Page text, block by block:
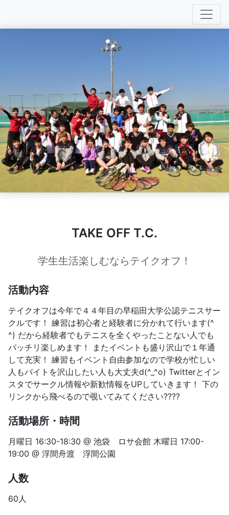
TAKE OFF T.C.
学生生活楽しむならテイクオフ！
活動内容
テイクオフは今年で４４年目の早稲田大学公認テニスサー
クルです！ 練習は初心者と経験者に分かれて行います(^
^) だから経験者でもテニスを全くやったことない人でも
バッチリ楽しめます！ またイベントも盛り沢山で１年通
して充実！ 練習もイベント自由参加なので学校が忙しい
人もバイトを沢山したい人も大丈夫d(^_^o) Twitterとイン
スタでサークル情報や新歓情報をUPしていきます！ 下の
リンクから飛べるので覗いてみてください????
活動場所・時間
月曜日 16:30-18:30 @ 池袋 ロサ会館 木曜日 17:00-
19:00 @ 浮間舟渡 浮間公園
人数
60人